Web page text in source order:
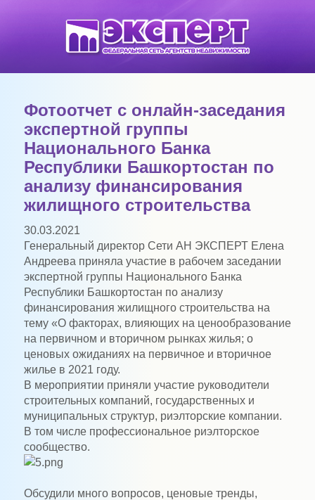
Фотоотчет с онлайн-заседания
экспертной группы
Национального Банка
Республики Башкортостан по
анализу финансирования
жилищного строительства
30.03.2021
Генеральный директор Сети АН ЭКСПЕРТ Елена
Андреева приняла участие в рабочем заседании
экспертной группы Национального Банка
Республики Башкортостан по анализу
финансирования жилищного строительства на
тему «О факторах, влияющих на ценообразование
на первичном и вторичном рынках жилья; о
ценовых ожиданиях на первичное и вторичное
жилье в 2021 году.
В мероприятии приняли участие руководители
строительных компаний, государственных и
муниципальных структур, риэлторские компании.
В том числе профессиональное риэлторское
сообщество.
Обсудили много вопросов, ценовые тренды,